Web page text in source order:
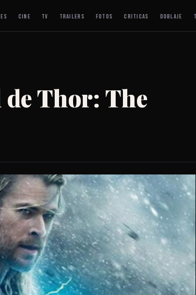
CINE TV TRAILERS FOTOS CRITICAS DOBLAJE
Thor: The